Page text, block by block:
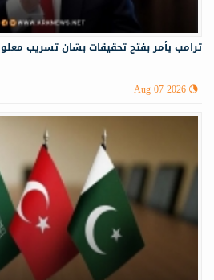
ترامب يأمر بفتح تحقيقات بشان تسريب
Aug 07 2026